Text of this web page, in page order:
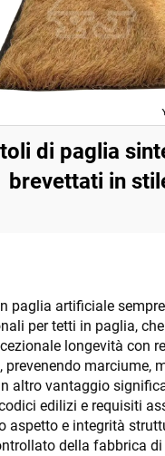
di paglia
brevettati in
artificiale
per tetti in paglia,
longevità con
marciume,
altro vantaggio
edilizi e requisiti
e integrità
della fabbrica